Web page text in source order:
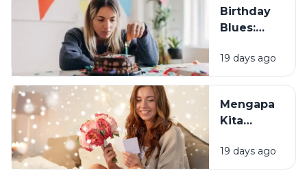
Birthday
Blues:
Sebagian
Orang
Merasa
Sedih Saat
Tahun?
19 days ago
Mengapa
Kita
Mendapat
Ucapan
19 days ago